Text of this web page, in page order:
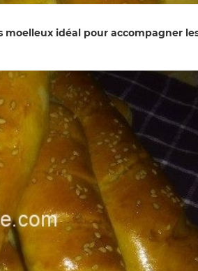
moelleux idéal pour accompagner